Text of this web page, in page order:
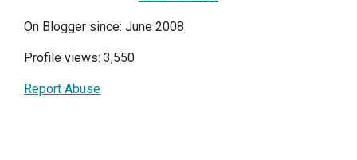
On Blogger since: June 2008
Profile views: 3,550
Report Abuse